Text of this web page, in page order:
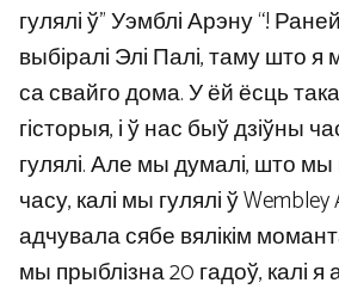
гулялі ў” Уэмблі Арэну “!
выбіралі Элі Палі, таму што я
са свайго дома. У ёй ёсць
гісторыя, і ў нас быў дзіўны
гулялі. Але мы думалі, што
часу, калі мы гулялі ў Wembley
адчувала сябе вялікім
мы прыблізна 20 гадоў, калі я